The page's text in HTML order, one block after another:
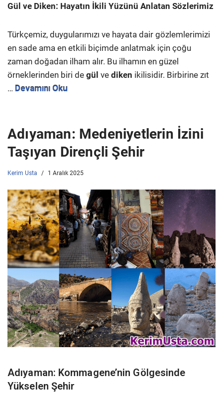
Gül ve Diken: Hayatın İkili Yüzünü Anlatan Sözlerimiz
Türkçemiz, duygularımızı ve hayata dair gözlemlerimizi
en sade ama en etkili biçimde anlatmak için çoğu
zaman doğadan ilham alır. Bu ilhamın en güzel
örneklerinden biri de gül ve diken ikilisidir. Birbirine zıt
… Devamını Oku
Adıyaman: Medeniyetlerin İzini
Taşıyan Dirençli Şehir
Kerim Usta 1 Aralık 2025
Adıyaman: Kommagene’nin Gölgesinde
Yükselen Şehir